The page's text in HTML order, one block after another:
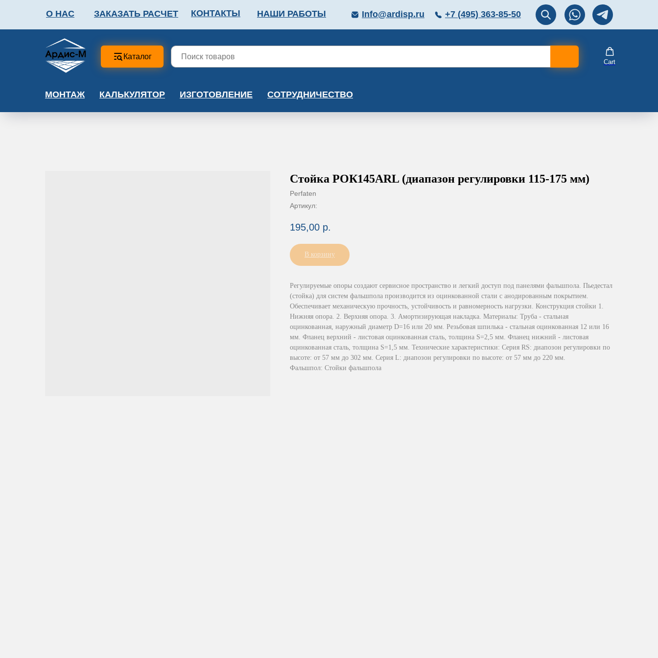
Перезвоните мне!
О НАС ЗАКАЗАТЬ РАСЧЕТ КОНТАКТЫ НАШИ РАБОТЫ +7 (495) 363-85-50
Info@ardisp.ru
ФАЛЬШПОЛ
Каталог
Cart
МОНТАЖ КАЛЬКУЛЯТОР ИЗГОТОВЛЕНИЕ СОТРУДНИЧЕСТВО
Стойка РОК145ARL (диапазон регулировки 115-175 мм)
Perfaten
Артикул:
195,00 р.
В корзину
Регулируемые опоры создают сервисное пространство и легкий доступ под панелями фальшпола. Пьедестал
(стойка) для систем фальшпола производится из оцинкованной стали с анодированным покрытием.
Обеспечивает механическую прочность, устойчивость и равномерность нагрузки. Конструкция стойки 1.
Нижняя опора. 2. Верхняя опора. 3. Амортизирующая накладка. Материалы: Труба - стальная
оцинкованная, наружный диаметр D=16 или 20 мм. Резьбовая шпилька - стальная оцинкованная 12 или 16
мм. Фланец верхний - листовая оцинкованная сталь, толщина S=2,5 мм. Фланец нижний - листовая
оцинкованная сталь, толщина S=1,5 мм. Технические характеристики: Серия RS: диапозон регулировки по
высоте: от 57 мм до 302 мм. Серия L: диапозон регулировки по высоте: от 57 мм до 220 мм.
Фальшпол: Стойки фальшпола